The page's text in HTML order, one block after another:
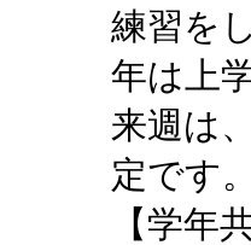
練習を
年は上
来週は
定です。
【学年